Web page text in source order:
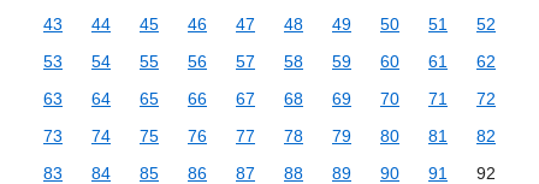
43
44 45 46 47 48 49 50 51
52
53
54 55 56 57 58 59 60 61
62
63
64 65 66 67 68 69 70 71
72
73
74 75 76 77 78 79 80 81
82
83
84 85 86 87 88 89 90 91
92